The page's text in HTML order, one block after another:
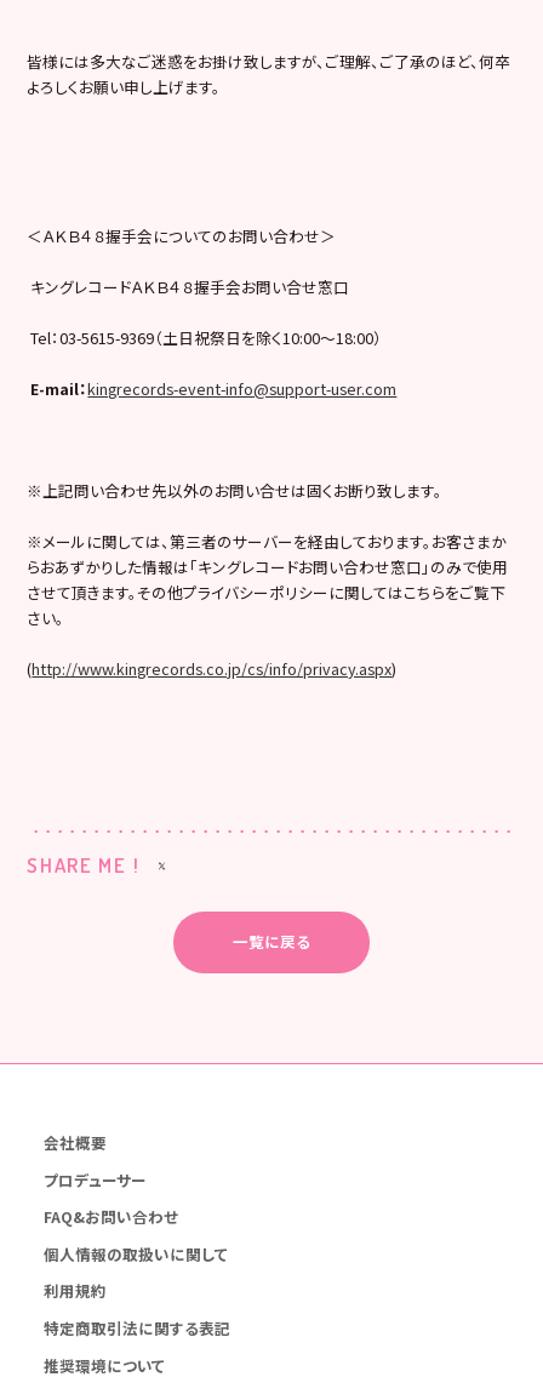
皆様には多大なご迷惑をお掛け致しますが、ご理解、ご了承のほど、何卒
よろしくお願い申し上げます。
＜ＡＫＢ４８握手会についてのお問い合わせ＞
キングレコードＡＫＢ４８握手会お問い合せ窓口
Tel：03-5615-9369（土日祝祭日を除く10:00〜18:00）
E-mail：kingrecords-event-info@support-user.com
※上記問い合わせ先以外のお問い合せは固くお断り致します。
※メールに関しては、第三者のサーバーを経由しております。お客さまか
らおあずかりした情報は「キングレコードお問い合わせ窓口」のみで使用
させて頂きます。その他プライバシーポリシーに関してはこちらをご覧下
さい。
(http://www.kingrecords.co.jp/cs/info/privacy.aspx)
SHARE ME !
一覧に戻る
会社概要
プロデューサー
FAQ&お問い合わせ
個人情報の取扱いに関して
利用規約
特定商取引法に関する表記
推奨環境について